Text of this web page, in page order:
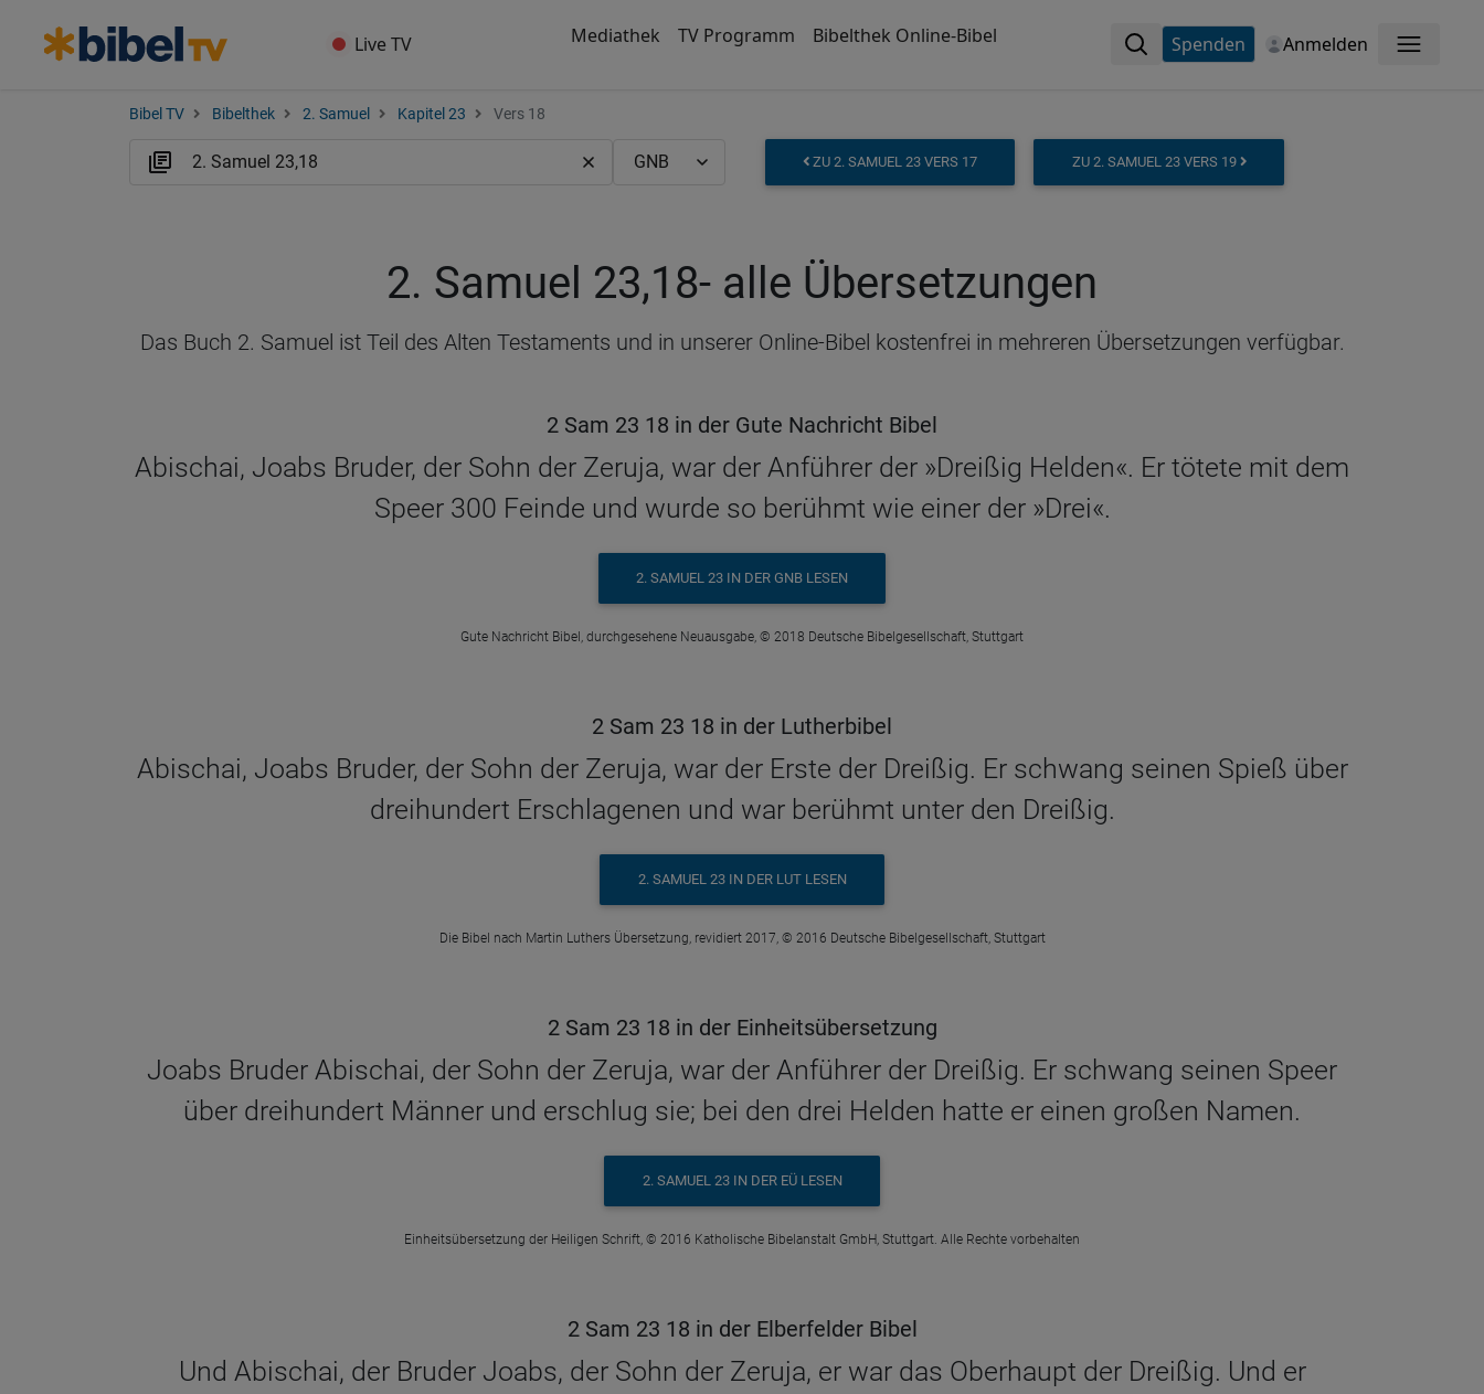
Live TV Mediathek TV Programm Bibelthek Online-Bibel Spenden Anmelden Menü
Bibel TV Bibelthek 2. Samuel Kapitel 23 Vers 18
ZU 2. SAMUEL 23 VERS 17 ZU 2. SAMUEL 23 VERS 19
2. Samuel 23,18- alle Übersetzungen
Das Buch 2. Samuel ist Teil des Alten Testaments und in unserer Online-Bibel kostenfrei in mehreren Übersetzungen verfügbar.
2 Sam 23 18 in der Gute Nachricht Bibel
Abischai, Joabs Bruder, der Sohn der Zeruja, war der Anführer der »Dreißig Helden«. Er tötete mit dem
Speer 300 Feinde und wurde so berühmt wie einer der »Drei«.
2. SAMUEL 23 IN DER GNB LESEN
Gute Nachricht Bibel, durchgesehene Neuausgabe, © 2018 Deutsche Bibelgesellschaft, Stuttgart
2 Sam 23 18 in der Lutherbibel
Abischai, Joabs Bruder, der Sohn der Zeruja, war der Erste der Dreißig. Er schwang seinen Spieß über
dreihundert Erschlagenen und war berühmt unter den Dreißig.
2. SAMUEL 23 IN DER LUT LESEN
Die Bibel nach Martin Luthers Übersetzung, revidiert 2017, © 2016 Deutsche Bibelgesellschaft, Stuttgart
2 Sam 23 18 in der Einheitsübersetzung
Joabs Bruder Abischai, der Sohn der Zeruja, war der Anführer der Dreißig. Er schwang seinen Speer
über dreihundert Männer und erschlug sie; bei den drei Helden hatte er einen großen Namen.
2. SAMUEL 23 IN DER EÜ LESEN
Einheitsübersetzung der Heiligen Schrift, © 2016 Katholische Bibelanstalt GmbH, Stuttgart. Alle Rechte vorbehalten
2 Sam 23 18 in der Elberfelder Bibel
Und Abischai, der Bruder Joabs, der Sohn der Zeruja, er war das Oberhaupt der Dreißig. Und er